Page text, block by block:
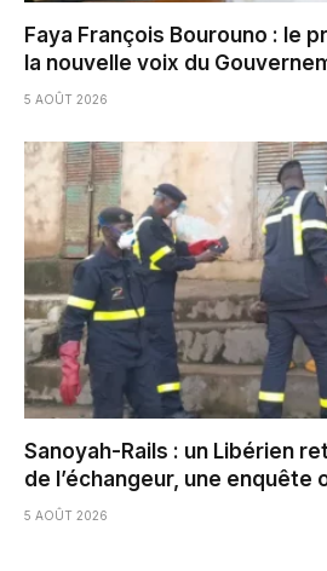
Faya François Bourouno : le
la nouvelle voix du
5 AOÛT 2026
Sanoyah-Rails : un Libérien
de l’échangeur, une enquête
5 AOÛT 2026